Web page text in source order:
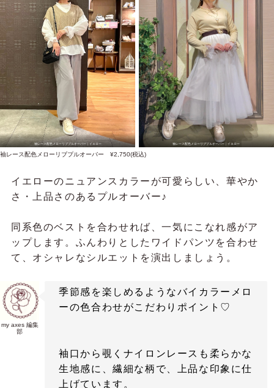
袖レース配色メローリブプルオーバー｜イエロー 袖レース配色メローリブプルオーバー｜イエロー
袖レース配色メローリブプルオーバー ¥2,750(税込)
イエローのニュアンスカラーが可愛らしい、華やか
さ・上品さのあるプルオーバー♪
同系色のベストを合わせれば、一気にこなれ感がア
ップします。ふんわりとしたワイドパンツを合わせ
て、オシャレなシルエットを演出しましょう。
my axes 編集
部
季節感を楽しめるようなバイカラーメロ
ーの色合わせがこだわりポイント♡
袖口から覗くナイロンレースも柔らかな
生地感に、繊細な柄で、上品な印象に仕
上げています。